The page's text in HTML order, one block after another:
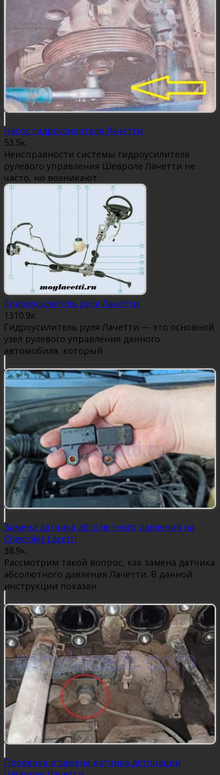
Насос гидроусилителя Лачетти
53.5к.
Неисправности системы гидроусилителя
рулевого управления Шевроле Лачетти не
часто, но возникают.
Гидроусилитель руля Лачетти
1310.9к.
Гидроусилитель руля Лачетти — это основной
узел рулевого управления данного
автомобиля, который
Замена датчика абсолютного давления на
Chevrolet Lacetti
38.9к.
Рассмотрим такой вопрос, как замена датчика
абсолютного давления Лачетти. В данной
инструкции показан
Проверка и замена датчика детонации